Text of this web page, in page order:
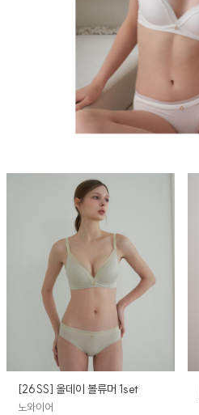
[26SS] 올데이 볼류머 1set
노와이어